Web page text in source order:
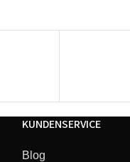
KUNDENSERVICE
Blog